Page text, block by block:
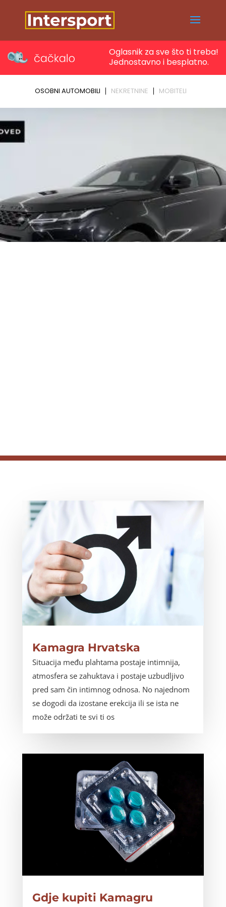
Kamagra Hrvatska
Situacija među plahtama postaje intimnija,
atmosfera se zahuktava i postaje uzbudljivo
pred sam čin intimnog odnosa. No najednom
se dogodi da izostane erekcija ili se ista ne
može održati te svi ti os
Gdje kupiti Kamagru